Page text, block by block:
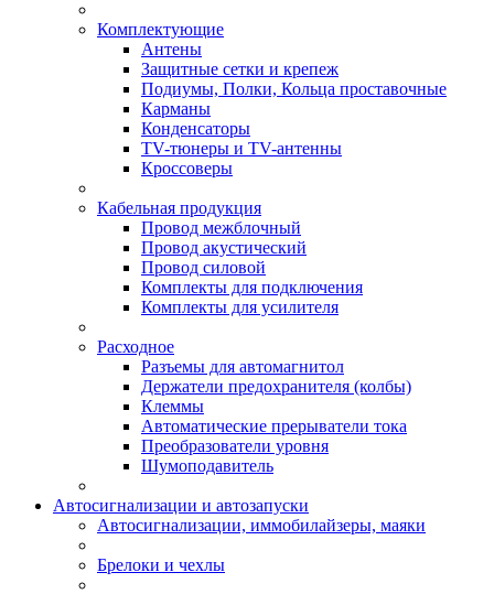
Комплектующие
Антены
Защитные сетки и крепеж
Подиумы, Полки, Кольца проставочные
Карманы
Конденсаторы
TV-тюнеры и TV-антенны
Кроссоверы
Кабельная продукция
Провод межблочный
Провод акустический
Провод силовой
Комплекты для подключения
Комплекты для усилителя
Расходное
Разъемы для автомагнитол
Держатели предохранителя (колбы)
Клеммы
Автоматические прерыватели тока
Преобразователи уровня
Шумоподавитель
Автосигнализации и автозапуски
Автосигнализации, иммобилайзеры, маяки
Брелоки и чехлы